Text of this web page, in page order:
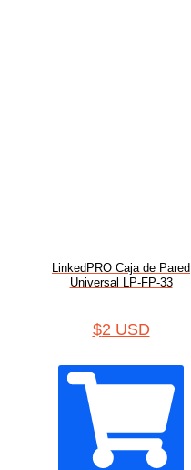
LinkedPRO Caja de Pared
Universal LP-FP-33
$2 USD